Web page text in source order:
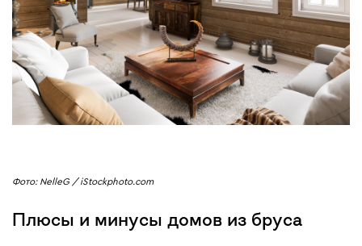
Фото: NelleG / iStockphoto.com
Плюсы и минусы домов из бруса